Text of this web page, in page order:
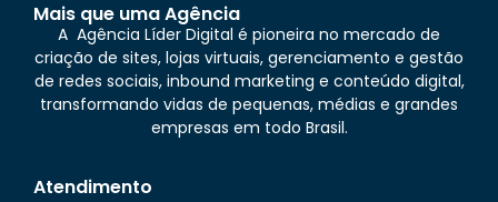
Mais que uma Agência
A Agência Líder Digital é pioneira no mercado de
criação de sites, lojas virtuais, gerenciamento e gestão
de redes sociais, inbound marketing e conteúdo digital,
transformando vidas de pequenas, médias e grandes
empresas em todo Brasil.
Atendimento